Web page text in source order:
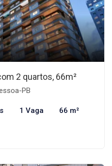
2 quartos, 66m²
PB
1 Vaga 66 m²